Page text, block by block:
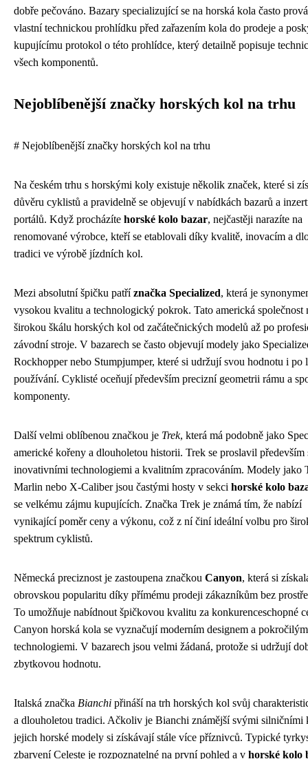
dobře pečováno. Bazary specializující se na horská kola často
vlastní technickou prohlídku před zařazením kola do prodeje a
kupujícímu protokol o této prohlídce, který detailně popisuje
všech komponentů.
Nejoblíbenější značky horských kol na trhu
# Nejoblíbenější značky horských kol na trhu
Na českém trhu s horskými koly existuje několik značek, které si
důvěru cyklistů a pravidelně se objevují v nabídkách bazarů a
portálů. Když procházíte horské kolo bazar, nejčastěji narazíte na
renomované výrobce, kteří se etablovali díky kvalitě, inovacím a
tradici ve výrobě jízdních kol.
Mezi absolutní špičku patříznačka Specialized, která je
vysokou kvalitu a technologický pokrok. Tato americká společnost
širokou škálu horských kol od začátečnických modelů až po
závodní stroje. V bazarech se často objevují modely jako
Rockhopper nebo Stumpjumper, které si udržují svou hodnotu i po
používání. Cyklisté oceňují především precizní geometrii rámu a
komponenty.
Další velmi oblíbenou značkou je Trek, která má podobně jako
americké kořeny a dlouholetou historii. Trek se proslavil především
inovativními technologiemi a kvalitním zpracováním. Modely jako
Marlin nebo X-Caliber jsou častými hosty v sekci horské kolo
se velkému zájmu kupujících. Značka Trek je známá tím, že nabízí
vynikající poměr ceny a výkonu, což z ní činí ideální volbu pro
spektrum cyklistů.
Německá preciznost je zastoupena značkou Canyon, která si
obrovskou popularitu díky přímému prodeji zákazníkům bez
To umožňuje nabídnout špičkovou kvalitu za konkurenceschopné
Canyon horská kola se vyznačují moderním designem a
technologiemi. V bazarech jsou velmi žádaná, protože si udržují
zbytkovou hodnotu.
Italská značka Bianchi přináší na trh horských kol svůj
a dlouholetou tradici. Ačkoliv je Bianchi známější svými silničními
jejich horské modely si získávají stále více příznivců. Typické
zbarvení Celeste je rozpoznatelné na první pohled a v horské kolo